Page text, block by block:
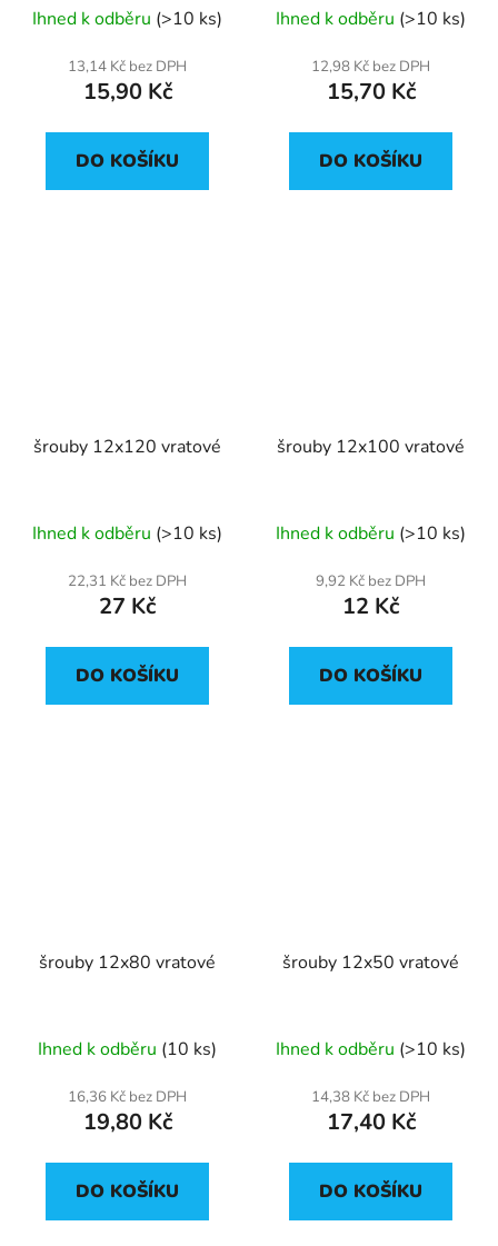
Ihned k odběru (>10 ks)
13,14 Kč bez DPH
15,90 Kč
DO KOŠÍKU
Ihned k odběru (>10 ks)
12,98 Kč bez DPH
15,70 Kč
DO KOŠÍKU
šrouby 12x120 vratové
Ihned k odběru (>10 ks)
22,31 Kč bez DPH
27 Kč
DO KOŠÍKU
šrouby 12x100 vratové
Ihned k odběru (>10 ks)
9,92 Kč bez DPH
12 Kč
DO KOŠÍKU
šrouby 12x80 vratové
Ihned k odběru (10 ks)
16,36 Kč bez DPH
19,80 Kč
DO KOŠÍKU
šrouby 12x50 vratové
Ihned k odběru (>10 ks)
14,38 Kč bez DPH
17,40 Kč
DO KOŠÍKU